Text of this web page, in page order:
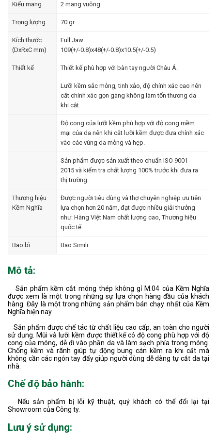
Kiểu mang 2 mang vuông.
Trọng lượng 70 gr .
Kích thước
(DxRxC mm)
Full Jaw
109(+/-0.8)x48(+/-0.8)x10.5(+/-0.5)
Thiết kế Thiết kế phù hợp với bàn tay người Châu Á.
Lưỡi kềm sắc mỏng, tinh xảo, độ chính xác cao nên
cắt chính xác gọn gàng không làm tổn thương da
khi cắt.
Độ cong của lưỡi kềm phù hợp với độ cong mềm
mại của da nên khi cắt lưỡi kềm được đưa chính xác
vào các vùng da mỏng và hẹp.
Sản phẩm được sản xuất theo chuẩn ISO 9001 -
2015 và kiểm tra chất lượng 100% trước khi đưa ra
thị trường.
Thương hiệu
Kềm Nghĩa
Được người tiêu dùng và thợ chuyên nghiệp ưu tiên
lựa chọn hơn 20 năm, đạt được nhiều giải thưởng
như: Hàng Việt Nam chất lượng cao, Thương hiệu
quốc tế.
Bao bì Bao Simili.
Mô tả:
Sản phẩm kềm cắt móng thép không gỉ M.04 của Kềm Nghĩa
được xem là một trong những sự lựa chọn hàng đầu của khách
hàng. Đây là một trong những sản phẩm bán chạy nhất của Kềm
Nghĩa hiện nay.
Sản phẩm được chế tác từ chất liệu cao cấp, an toàn cho người
sử dụng. Mũi và lưỡi kềm được thiết kế có độ cong phù hợp với độ
cong của móng, dễ đi vào phần da và làm sạch phía trong móng.
Chống kềm và rãnh giúp tự động bung cán kềm ra khi cắt mà
không cần các ngón tay đẩy giúp người dùng dễ dàng tự cắt da tại
nhà.
Chế độ bảo hành:
Nếu sản phẩm bị lỗi kỹ thuật, quý khách có thể đổi lại tại
Showroom của Công ty.
Lưu ý sử dụng: